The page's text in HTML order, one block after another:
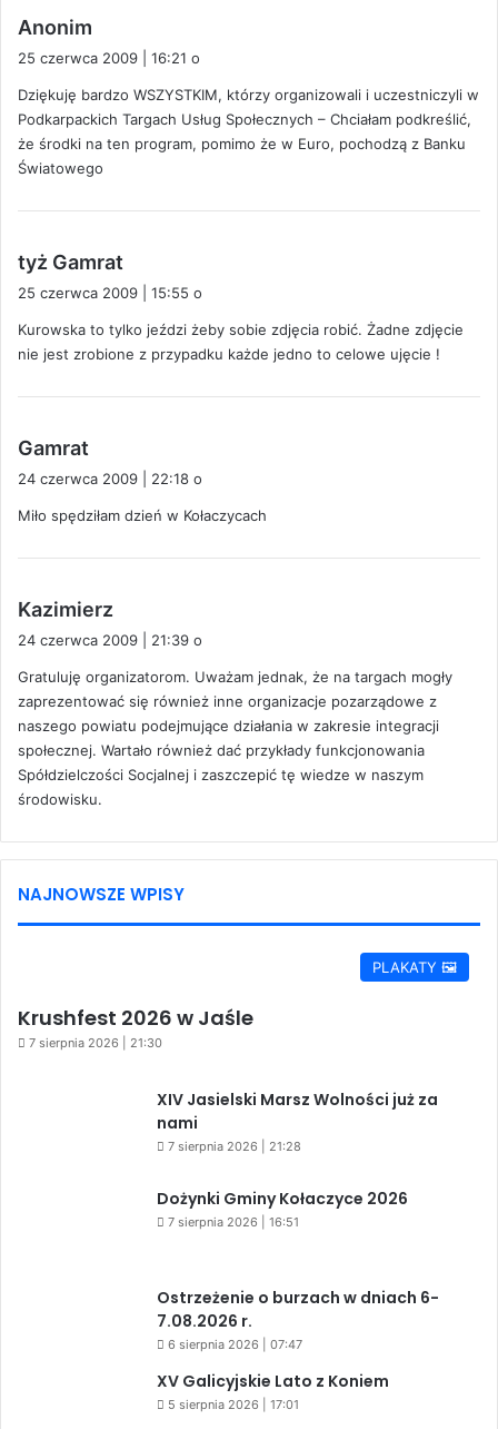
Anonim
z
e
:
25 czerwca 2009 | 16:21 o
Dziękuję bardzo WSZYSTKIM, którzy organizowali i uczestniczyli w
Podkarpackich Targach Usług Społecznych – Chciałam podkreślić,
że środki na ten program, pomimo że w Euro, pochodzą z Banku
Światowego
tyż Gamrat
i
z
e
25 czerwca 2009 | 15:55 o
Kurowska to tylko jeździ żeby sobie zdjęcia robić. Żadne zdjęcie
nie jest zrobione z przypadku każde jedno to celowe ujęcie !
Gamrat
z
24 czerwca 2009 | 22:18 o
Miło spędziłam dzień w Kołaczycach
Kazimierz
i
z
e
:
24 czerwca 2009 | 21:39 o
Gratuluję organizatorom. Uważam jednak, że na targach mogły
zaprezentować się również inne organizacje pozarządowe z
naszego powiatu podejmujące działania w zakresie integracji
społecznej. Wartało również dać przykłady funkcjonowania
Spółdzielczości Socjalnej i zaszczepić tę wiedze w naszym
środowisku.
NAJNOWSZE WPISY
PLAKATY 🖼️
Krushfest 2026 w Jaśle
7 sierpnia 2026 | 21:30
XIV Jasielski Marsz Wolności już za
nami
7 sierpnia 2026 | 21:28
Dożynki Gminy Kołaczyce 2026
7 sierpnia 2026 | 16:51
Ostrzeżenie o burzach w dniach 6-
7.08.2026 r.
6 sierpnia 2026 | 07:47
XV Galicyjskie Lato z Koniem
5 sierpnia 2026 | 17:01